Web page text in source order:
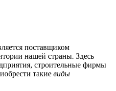
поставщиком
нашей страны. Здесь
строительные фирмы
такие виды